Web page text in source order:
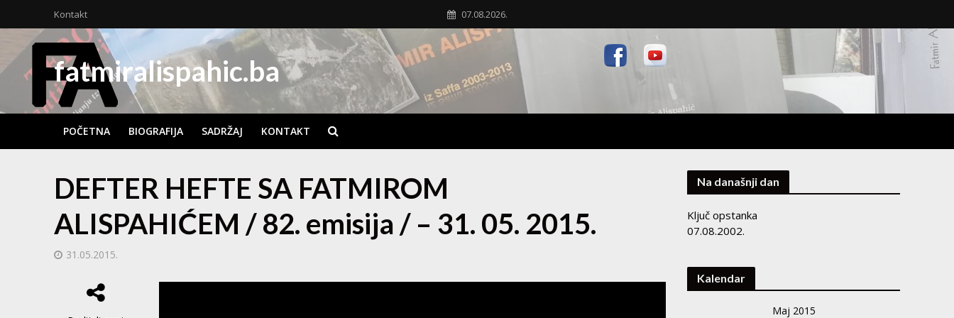
Kontakt 07.08.2026.
fatmiralispahic.ba
POČETNA BIOGRAFIJA SADRŽAJ KONTAKT
DEFTER HEFTE SA FATMIROM
ALISPAHIĆEM / 82. emisija / – 31. 05. 2015.
31.05.2015.
Na današnji dan
Ključ opstanka
07.08.2002.
Kalendar
Maj 2015